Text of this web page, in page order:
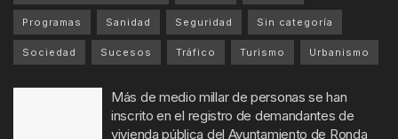
Programas Sanidad Seguridad Sin categoría
Sociedad Sucesos Tráfico Turismo Urbanismo
Más de medio millar de personas se han
inscrito en el registro de demandantes de
vivienda pública del Ayuntamiento de Ronda